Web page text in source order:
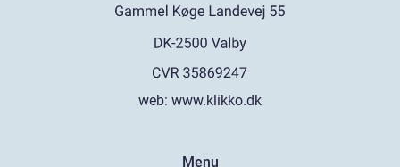
web: www.klikko.dk
Menu